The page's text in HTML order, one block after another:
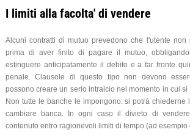
I limiti alla facolta' di vendere
Alcuni contratti di mutuo prevedono che l'utente
prima di aver finito di pagare il mutuo,
estinguere anticipatamente il debito e a far fronte
penale. Clausole di questo tipo non devono
possono creare un serio intralcio nel momento in cui
Non tutte le banche le impongono: si potrà chiederne
cambiare banca. In ogni caso il divieto di
contenuto entro ragionevoli limiti di tempo (ad esempio